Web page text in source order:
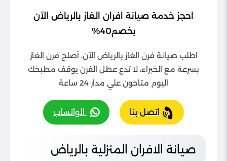
احجز خدمة صيانة افران الغاز بالرياض الآن
بخصم40%
اطلب صيانة فرن الغاز بالرياض الآن، أصلح فرن الغاز
بسرعة مع الخبراء، لا تدع عطل الفرن يوقف مطبخك
اليوم متاحون علي مدار 24 ساعة
اتصل بنا الواتساب
صيانة الافران المنزلية بالرياض